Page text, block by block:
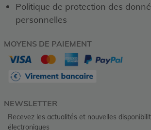
Politique de protection des
personnelles
MOYENS DE PAIEMENT
NEWSLETTER
Recevez les actualités et nouvelles
électroniques